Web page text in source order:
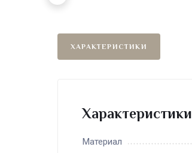
ХАРАКТЕРИСТИКИ
Характеристики
Материал